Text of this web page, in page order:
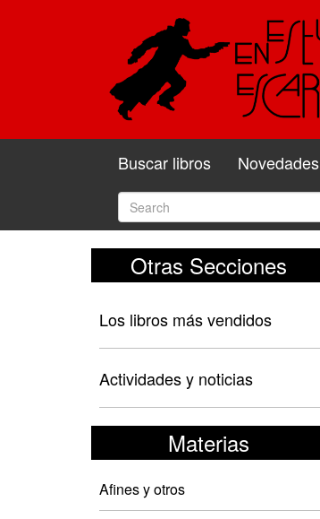
Buscar libros Novedades
Otras Secciones
Los libros más vendidos
Actividades y noticias
Materias
Afines y otros